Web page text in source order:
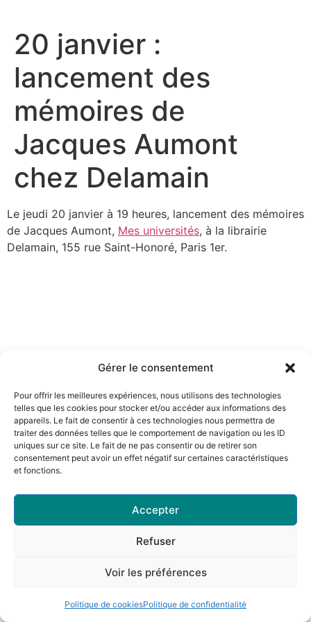
Gérer le consentement
Pour offrir les meilleures expériences, nous utilisons des technologies
telles que les cookies pour stocker et/ou accéder aux informations des
appareils. Le fait de consentir à ces technologies nous permettra de
traiter des données telles que le comportement de navigation ou les ID
uniques sur ce site. Le fait de ne pas consentir ou de retirer son
consentement peut avoir un effet négatif sur certaines caractéristiques
et fonctions.
Accepter
Refuser
Voir les préférences
Politique de cookiesPolitique de confidentialité
contenu
20 janvier :
lancement des
mémoires de
Jacques Aumont
chez Delamain
Le jeudi 20 janvier à 19 heures, lancement des mémoires
de Jacques Aumont, Mes universités, à la librairie
Delamain, 155 rue Saint-Honoré, Paris 1er.